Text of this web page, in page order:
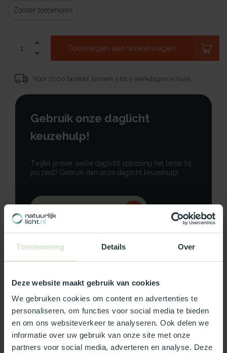
Toestemming Details Over
Deze website maakt gebruik van cookies
We gebruiken cookies om content en advertenties te
personaliseren, om functies voor social media te bieden
en om ons websiteverkeer te analyseren. Ook delen we
informatie over uw gebruik van onze site met onze
partners voor social media, adverteren en analyse. Deze
Zonder toebehoren
Toevoegen aan winkelwagen
Voor 12:00 besteld, binnen 3 tot 5 werkdagen in huis!
Gebruik onze daglicht
keuzehulp!
Twijfel je over welke daglicht oplossing het beste bij
jou past? Gebruik dan onze daglicht keuzehulp!
Neem contact op
Productomschrijving
Specificaties
Reviews